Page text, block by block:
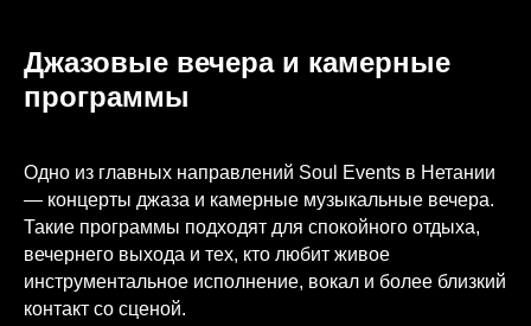
Джазовые вечера и камерные
программы
Одно из главных направлений Soul Events в Нетании
— концерты джаза и камерные музыкальные вечера.
Такие программы подходят для спокойного отдыха,
вечернего выхода и тех, кто любит живое
инструментальное исполнение, вокал и более близкий
контакт со сценой.